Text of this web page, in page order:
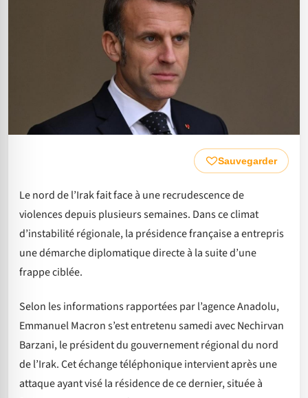
Sauvegarder
Le nord de l’Irak fait face à une recrudescence de
violences depuis plusieurs semaines. Dans ce climat
d’instabilité régionale, la présidence française a entrepris
une démarche diplomatique directe à la suite d’une
frappe ciblée.
Selon les informations rapportées par l’agence Anadolu,
Emmanuel Macron s’est entretenu samedi avec Nechirvan
Barzani, le président du gouvernement régional du nord
de l’Irak. Cet échange téléphonique intervient après une
attaque ayant visé la résidence de ce dernier, située à